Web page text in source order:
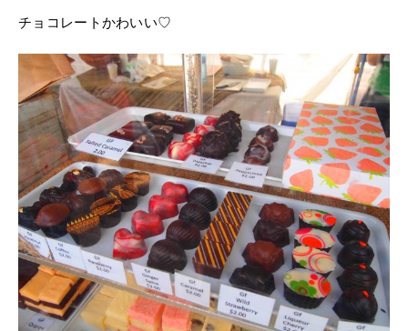
チョコレートかわいい♡